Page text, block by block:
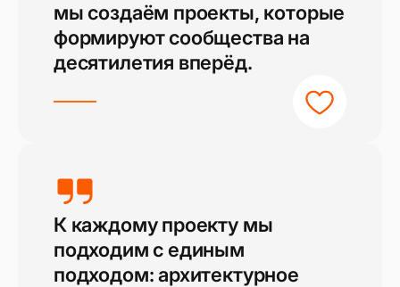
мы создаём проекты, которые
формируют сообщества на
десятилетия вперёд.
К каждому проекту мы
подходим с единым
подходом: архитектурное